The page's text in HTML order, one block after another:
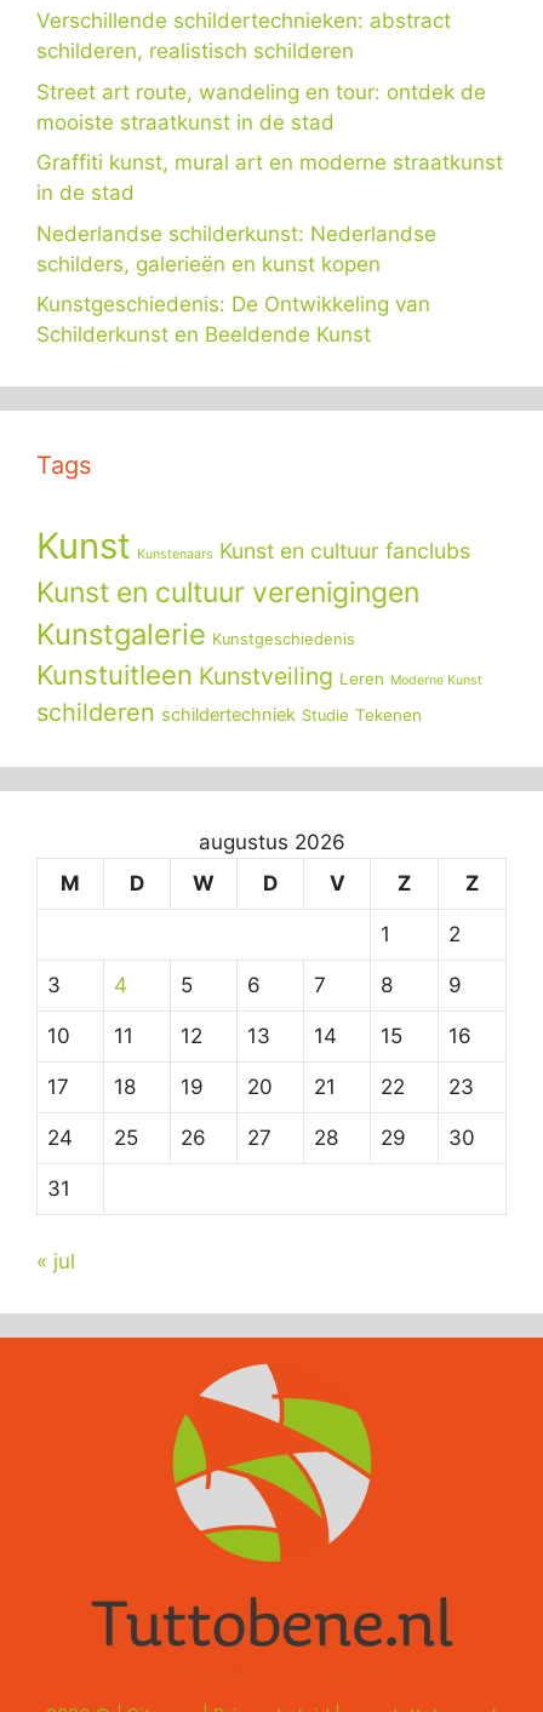
Verschillende schildertechnieken: abstract
schilderen, realistisch schilderen
Street art route, wandeling en tour: ontdek de
mooiste straatkunst in de stad
Graffiti kunst, mural art en moderne straatkunst
in de stad
Nederlandse schilderkunst: Nederlandse
schilders, galerieën en kunst kopen
Kunstgeschiedenis: De Ontwikkeling van
Schilderkunst en Beeldende Kunst
Tags
Kunst Kunstenaars Kunst en cultuur fanclubs
Kunst en cultuur verenigingen
Kunstgalerie Kunstgeschiedenis
Kunstuitleen Kunstveiling Leren Moderne Kunst
schilderen schildertechniek Studie Tekenen
augustus 2026
M
D W D V Z Z
1 2
3 4 5 6 7 8 9
10 11 12 13 14 15 16
17 18 19 20 21 22 23
24 25 26 27 28 29 30
31
« jul